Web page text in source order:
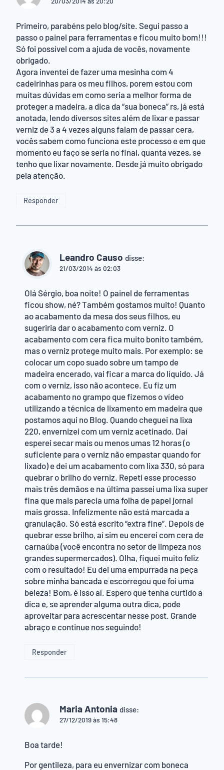
Primeiro, parabéns pelo blog/site. Segui passo a
passo o painel para ferramentas e ficou muito bom!!!
Só foi possível com a ajuda de vocês, novamente
obrigado.
Agora inventei de fazer uma mesinha com 4
cadeirinhas para os meu filhos, porem estou com
muitas dúvidas em como seria a melhor forma de
proteger a madeira, a dica da “sua boneca” rs, já está
anotada, lendo diversos sites além de lixar e passar
verniz de 3 a 4 vezes alguns falam de passar cera,
vocês sabem como funciona este processo e em que
momento eu faço se seria no final, quanta vezes, se
tenho que lixar novamente. Desde já muito obrigado
pela atenção.
Responder
Leandro Causo disse:
21/03/2014 às 02:03
Olá Sérgio, boa noite! O painel de ferramentas
ficou show, né? Também gostamos muito! Quanto
ao acabamento da mesa dos seus filhos, eu
sugeriria dar o acabamento com verniz. O
acabamento com cera fica muito bonito também,
mas o verniz protege muito mais. Por exemplo: se
colocar um copo suado sobre um tampo de
madeira encerado, vai ficar a marca do líquido. Já
com o verniz, isso não acontece. Eu fiz um
acabamento no grampo que fizemos o vídeo
utilizando a técnica de lixamento em madeira que
postamos aqui no Blog. Quando cheguei na lixa
220, envernizei com um verniz acetinado. Daí
esperei secar mais ou menos umas 12 horas (o
suficiente para o verniz não empastar quando for
lixado) e dei um acabamento com lixa 330, só para
quebrar o brilho do verniz. Repeti esse processo
mais três demãos e na última passei uma lixa super
fina que mais parecia uma folha de papel jornal
mais grossa. Infelizmente não está marcada a
granulação. Só está escrito “extra fine”. Depois de
quebrar esse brilho, aí sim eu encerei com cera de
carnaúba (você encontra no setor de limpeza nos
grandes supermercados). Olha, fiquei muito feliz
com o resultado! Eu dei uma empurrada na peça
sobre minha bancada e escorregou que foi uma
beleza! Bom, é isso aí. Espero que tenha curtido a
dica e, se aprender alguma outra dica, pode
aproveitar para acrescentar nesse post. Grande
abraço e continue nos seguindo!
Responder
Maria Antonia disse:
27/12/2019 às 15:48
Boa tarde!
Por gentileza, para eu envernizar com boneca